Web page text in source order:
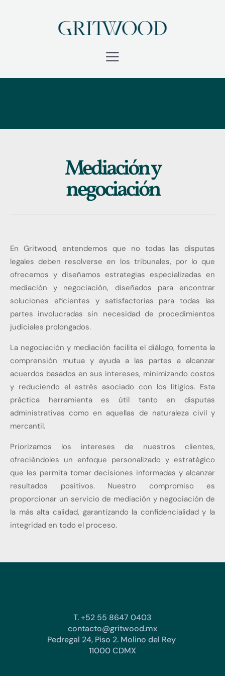
Mediación y
negociación
En Gritwood, entendemos que no todas las disputas
legales deben resolverse en los tribunales, por lo que
ofrecemos y diseñamos estrategias especializadas en
mediación y negociación, diseñados para encontrar
soluciones eficientes y satisfactorias para todas las
partes involucradas sin necesidad de procedimientos
judiciales prolongados.
La negociación y mediación facilita el diálogo, fomenta la
comprensión mutua y ayuda a las partes a alcanzar
acuerdos basados en sus intereses, minimizando costos
y reduciendo el estrés asociado con los litigios. Esta
práctica herramienta es útil tanto en disputas
administrativas como en aquellas de naturaleza civil y
mercantil.
Priorizamos los intereses de nuestros clientes,
ofreciéndoles un enfoque personalizado y estratégico
que les permita tomar decisiones informadas y alcanzar
resultados positivos. Nuestro compromiso es
proporcionar un servicio de mediación y negociación de
la más alta calidad, garantizando la confidencialidad y la
integridad en todo el proceso.
T. +52 55 8647 0403
contacto@gritwood.mx
Pedregal 24, Piso 2. Molino del Rey
11000 CDMX